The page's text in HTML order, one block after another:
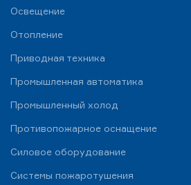
Освещение
Отопление
Приводная техника
Промышленная автоматика
Промышленный холод
Противопожарное оснащение
Силовое оборудование
Системы пожаротушения